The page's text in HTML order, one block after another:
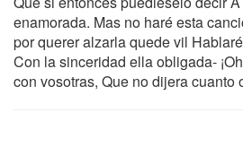
enamorada. Mas no haré esta
por querer alzarla quede vil
Con la sinceridad ella obligada-
con vosotras, Que no dijera cuanto